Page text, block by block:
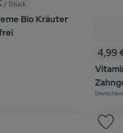
/ Stück
Bio Kräuter
,
4,99
, Herkunft:
, Verband:
, Kontrollstelle:
.
zu Favouriten hinzufügen